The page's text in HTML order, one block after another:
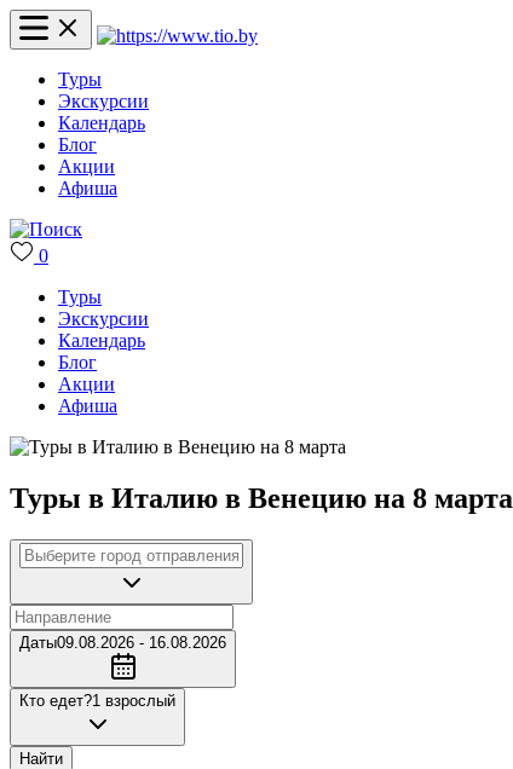
Туры
Экскурсии
Календарь
Блог
Акции
Афиша
0
Туры
Экскурсии
Календарь
Блог
Акции
Афиша
Туры в Италию в Венецию на 8 марта
Даты09.08.2026 - 16.08.2026
Кто едет?1 взрослый
Найти